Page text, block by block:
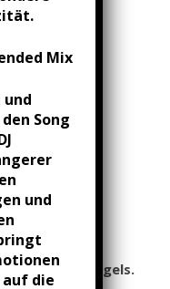
Melanie Engels.
Mix
und
Song
und
die